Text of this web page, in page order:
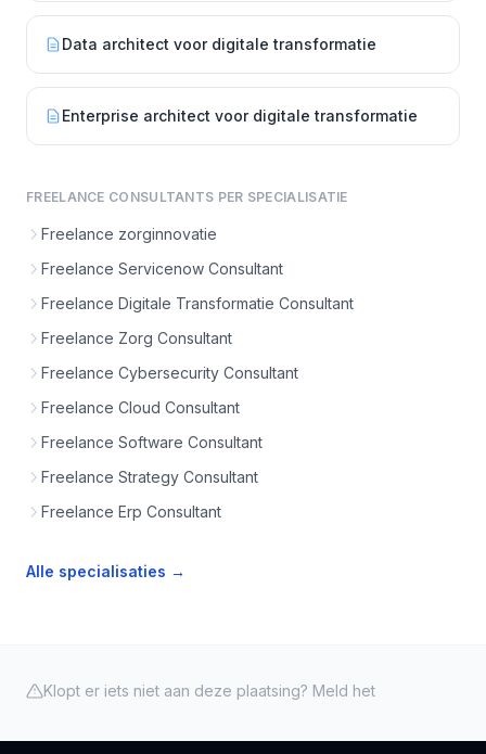
Data architect voor digitale transformatie
Enterprise architect voor digitale transformatie
FREELANCE CONSULTANTS PER SPECIALISATIE
Freelance zorginnovatie
Freelance Servicenow Consultant
Freelance Digitale Transformatie Consultant
Freelance Zorg Consultant
Freelance Cybersecurity Consultant
Freelance Cloud Consultant
Freelance Software Consultant
Freelance Strategy Consultant
Freelance Erp Consultant
Alle specialisaties →
Klopt er iets niet aan deze plaatsing? Meld het